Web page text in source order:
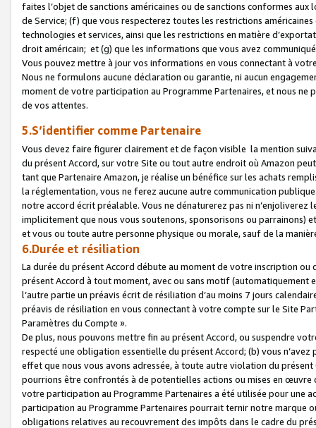
faites l’objet de sanctions américaines ou de sanctions conformes
de Service; (f) que vous respecterez toutes les restrictions
technologies et services, ainsi que les restrictions en matière
droit américain; et (g) que les informations que vous avez
Vous pouvez mettre à jour vos informations en vous connectant à
Nous ne formulons aucune déclaration ou garantie, ni aucun
moment de votre participation au Programme Partenaires, et nous
de vos attentes.
5.S’identifier comme Partenaire
Vous devez faire figurer clairement et de façon visible la mention
du présent Accord, sur votre Site ou tout autre endroit où Amazon
tant que Partenaire Amazon, je réalise un bénéfice sur les achats
la réglementation, vous ne ferez aucune autre communication
notre accord écrit préalable. Vous ne dénaturerez pas ni
implicitement que nous vous soutenons, sponsorisons ou parrainons)
et vous ou toute autre personne physique ou morale, sauf de la
6.Durée et résiliation
La durée du présent Accord débute au moment de votre inscription
présent Accord à tout moment, avec ou sans motif (automatiquement
l’autre partie un préavis écrit de résiliation d’au moins 7 jours
préavis de résiliation en vous connectant à votre compte sur le Site
Paramètres du Compte ».
De plus, nous pouvons mettre fin au présent Accord, ou suspendre
respecté une obligation essentielle du présent Accord; (b) vous
effet que nous vous avons adressée, à toute autre violation du
pourrions être confrontés à de potentielles actions ou mises en
votre participation au Programme Partenaires a été utilisée pour une
participation au Programme Partenaires pourrait ternir notre marque
obligations relatives au recouvrement des impôts dans le cadre du